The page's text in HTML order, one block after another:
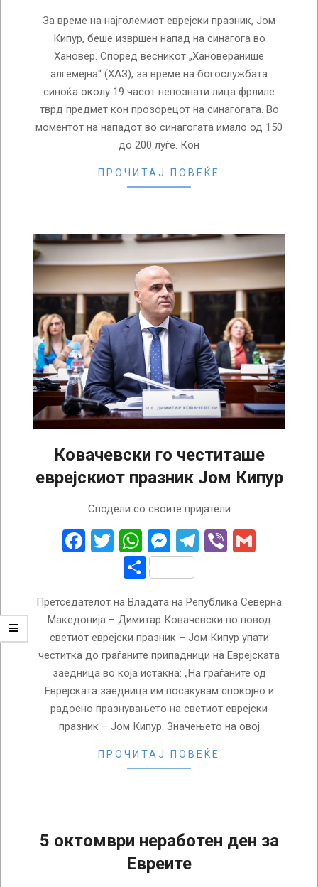
За време на најголемиот еврејски празник, Јом
Кипур, беше извршен напад на синагога во
Хановер. Според весникот „Хановеранише
алгемејна“ (ХАЗ), за време на богослужбата
синоќа околу 19 часот непознати лица фрлиле
тврд предмет кон прозорецот на синагогата. Во
моментот на нападот во синагогата имало од 150
до 200 луѓе. Кон
ПРОЧИТАЈ ПОВЕЌЕ
Ковачевски го честиташе
еврејскиот празник Јом Кипур
Сподели со своите пријатели
Facebook
Twitter
WhatsApp
Messenger
Telegram
Viber
Share
Претседателот на Владата на Република Северна
Македонија – Димитар Ковачевски по повод
светиот еврејски празник – Јом Кипур упати
честитка до граѓаните припадници на Еврејската
заедница во која истакна: „На граѓаните од
Еврејската заедница им посакувам спокојно и
радосно празнувањето на светиот еврејски
празник – Јом Кипур. Значењето на овој
ПРОЧИТАЈ ПОВЕЌЕ
5 октомври неработен ден за
Евреите